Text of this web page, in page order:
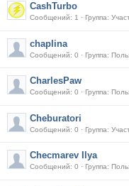
CashTurbo
Сообщений: 1 · Группа:
chaplina
Сообщений: 0 · Группа:
CharlesPaw
Сообщений: 0 · Группа:
Cheburatori
Сообщений: 0 · Группа:
Checmarev Ilya
Сообщений: 0 · Группа: